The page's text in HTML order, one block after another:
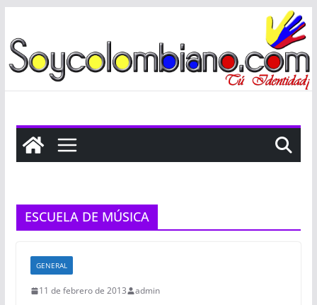
al
contenido
ESCUELA DE MÚSICA
GENERAL
11 de febrero de 2013 admin